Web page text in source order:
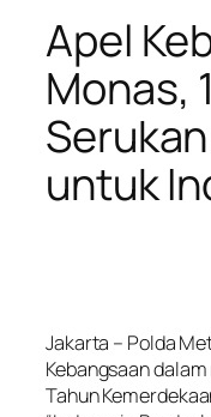
Apel
Monas,
untuk
Jakarta – Polda
Kebangsaan
Tahun